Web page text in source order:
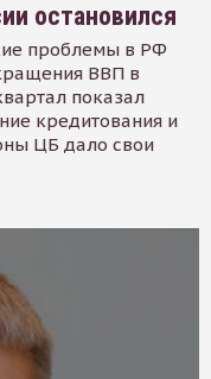
остановился
проблемы в РФ
ВВП в
показал
кредитования и
ЦБ дало свои